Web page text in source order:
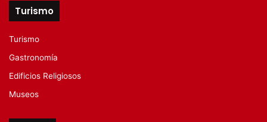
Turismo
Turismo
Gastronomía
Edificios Religiosos
Museos